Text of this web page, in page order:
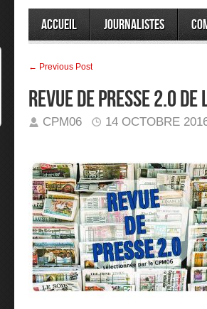
Accueil Journalistes
← Previous Post
Revue de presse 2.0
CPM06 14 OCTOBRE